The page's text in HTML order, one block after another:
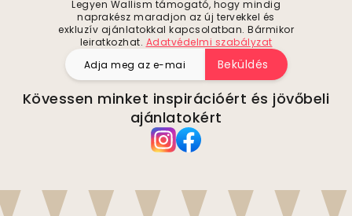
Legyen Wallism támogató, hogy mindig
naprakész maradjon az új tervekkel és
exkluzív ajánlatokkal kapcsolatban. Bármikor
leiratkozhat. Adatvédelmi szabályzat
Beküldés
Kövessen minket inspirációért és jövőbeli
ajánlatokért